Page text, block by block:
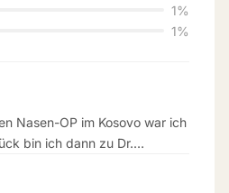
1%
1%
Nasen-OP im Kosovo war ich
bin ich dann zu Dr.